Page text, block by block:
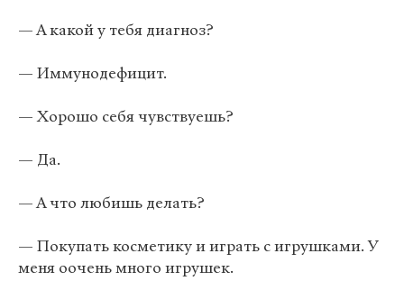
— А какой у тебя диагноз?
— Иммунодефицит.
— Хорошо себя чувствуешь?
— Да.
— А что любишь делать?
— Покупать косметику и играть с игрушками. У
меня оочень много игрушек.